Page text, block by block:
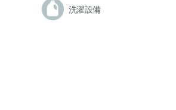
洗濯設備